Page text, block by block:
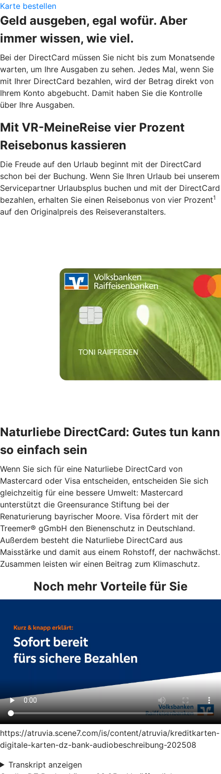
Karte bestellen
Geld ausgeben, egal wofür. Aber
immer wissen, wie viel.
Bei der DirectCard müssen Sie nicht bis zum Monatsende
warten, um Ihre Ausgaben zu sehen. Jedes Mal, wenn Sie
mit Ihrer DirectCard bezahlen, wird der Betrag direkt von
Ihrem Konto abgebucht. Damit haben Sie die Kontrolle
über Ihre Ausgaben.
Mit VR-MeineReise vier Prozent
Reisebonus kassieren
Die Freude auf den Urlaub beginnt mit der DirectCard
schon bei der Buchung. Wenn Sie Ihren Urlaub bei unserem
Servicepartner Urlaubsplus buchen und mit der DirectCard
bezahlen, erhalten Sie einen Reisebonus von vier Prozent1
auf den Originalpreis des Reiseveranstalters.
Naturliebe DirectCard: Gutes tun kann
so einfach sein
Wenn Sie sich für eine Naturliebe DirectCard von
Mastercard oder Visa entscheiden, entscheiden Sie sich
gleichzeitig für eine bessere Umwelt: Mastercard
unterstützt die Greensurance Stiftung bei der
Renaturierung bayrischer Moore. Visa fördert mit der
Treemer® gGmbH den Bienenschutz in Deutschland.
Außerdem besteht die Naturliebe DirectCard aus
Maisstärke und damit aus einem Rohstoff, der nachwächst.
Zusammen leisten wir einen Beitrag zum Klimaschutz.
Noch mehr Vorteile für Sie
https://atruvia.scene7.com/is/content/atruvia/kreditkarten-
digitale-karten-dz-bank-audiobeschreibung-202508
Transkript anzeigen